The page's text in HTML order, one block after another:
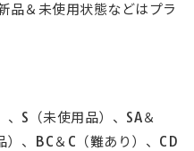
品＆未使用状態などはプラ
、S（未使用品）、SA＆
、BC＆C（難あり）、CD